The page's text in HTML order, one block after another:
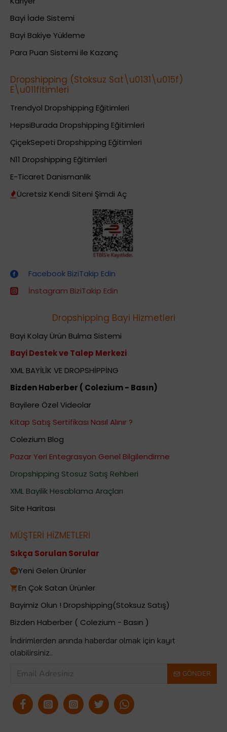
Bayi İade Sistemi
Bayi Bakiye Yükleme
Para Puan Sistemi ile Kazanç
Dropshipping (Stoksuz Sat\u0131\u015f)
E\u011fitimleri
Trendyol Dropshipping Eğitimleri
HepsiBurada Dropshipping Eğitimleri
ÇiçekSepeti Dropshipping Eğitimleri
N11 Dropshipping Eğitimleri
E-Ticaret Danismanlik
Ücretsiz Kendi Siteni Şimdi Aç
Facebook BiziTakip Edin
İnstagram BiziTakip Edin
Dropshipping Bayi Hizmetleri
Bayi Kolay Ürün Bulma Sistemi
Bayi Destek ve Talep Merkezi
XML BAYİLİK VE DROPSHİPPİNG
Bizden Haberber ( Colezium - Basın)
Bayilere Özel Videolar
Kitap Satış Sertifikası Nasıl Alınır ?
Colezium Blog
Pazar Yeri Entegrasyon Genel Bilgilendirme
Dropshipping Stosuz Satış Rehberi
XML Bayilik Hesablama Araçları
Site Haritası
MÜŞTERİ HİZMETLERİ
Sıkça Sorulan Sorular
Yeni Gelen Ürünler
En Çok Satan Ürünler
Bayimiz Olun ! Dropshipping(Stoksuz Satış)
Bizden Haberber ( Colezium - Basın )
İndirimlerden anında haberdar olmak için kayıt
olabilirsiniz..
GÖNDER